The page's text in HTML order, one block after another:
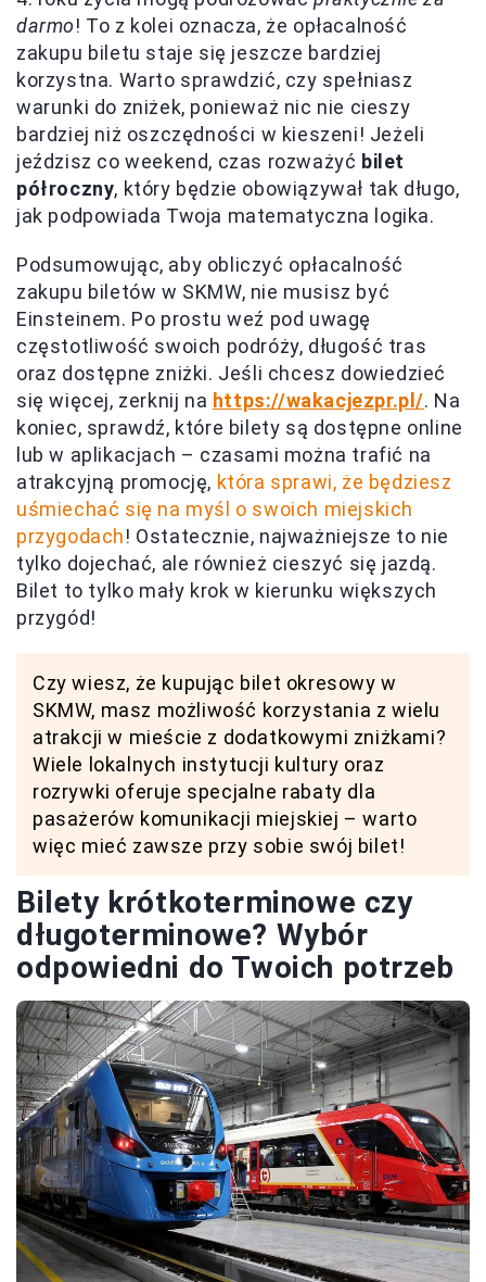
darmo! To z kolei oznacza, że opłacalność
zakupu biletu staje się jeszcze bardziej
korzystna. Warto sprawdzić, czy spełniasz
warunki do zniżek, ponieważ nic nie cieszy
bardziej niż oszczędności w kieszeni! Jeżeli
jeździsz co weekend, czas rozważyć bilet
półroczny, który będzie obowiązywał tak długo,
jak podpowiada Twoja matematyczna logika.
Podsumowując, aby obliczyć opłacalność
zakupu biletów w SKMW, nie musisz być
Einsteinem. Po prostu weź pod uwagę
częstotliwość swoich podróży, długość tras
oraz dostępne zniżki. Jeśli chcesz dowiedzieć
się więcej, zerknij na https://wakacjezpr.pl/. Na
koniec, sprawdź, które bilety są dostępne online
lub w aplikacjach – czasami można trafić na
atrakcyjną promocję, która sprawi, że będziesz
uśmiechać się na myśl o swoich miejskich
przygodach! Ostatecznie, najważniejsze to nie
tylko dojechać, ale również cieszyć się jazdą.
Bilet to tylko mały krok w kierunku większych
przygód!
Czy wiesz, że kupując bilet okresowy w
SKMW, masz możliwość korzystania z wielu
atrakcji w mieście z dodatkowymi zniżkami?
Wiele lokalnych instytucji kultury oraz
rozrywki oferuje specjalne rabaty dla
pasażerów komunikacji miejskiej – warto
więc mieć zawsze przy sobie swój bilet!
Bilety krótkoterminowe czy
długoterminowe? Wybór
odpowiedni do Twoich potrzeb